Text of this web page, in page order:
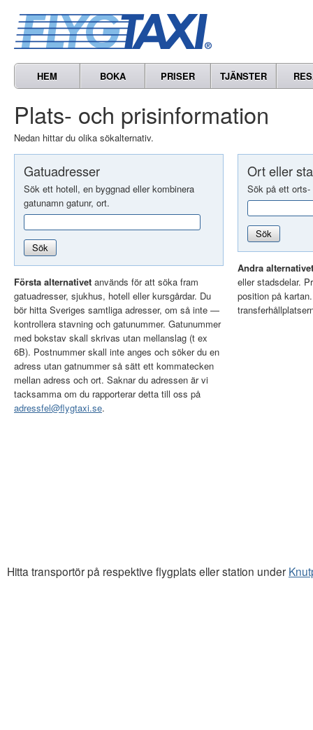
HEM BOKA PRISER TJÄNSTER
Plats- och prisinformation
Nedan hittar du olika sökalternativ.
Gatuadresser
Sök ett hotell, en byggnad eller kombinera
gatunamn gatunr, ort.
Sök
Första alternativet används för att söka fram
gatuadresser, sjukhus, hotell eller kursgårdar. Du
bör hitta Sveriges samtliga adresser, om så inte —
kontrollera stavning och gatunummer. Gatunummer
med bokstav skall skrivas utan mellanslag (t ex
6B). Postnummer skall inte anges och söker du en
adress utan gatnummer så sätt ett kommatecken
mellan adress och ort. Saknar du adressen är vi
tacksamma om du rapporterar detta till oss på
adressfel@flygtaxi.se.
Ort eller
Sök på ett
Sök
Andra alternativet
eller stadsdelar.
position på
Hitta transportör på respektive flygplats eller station under